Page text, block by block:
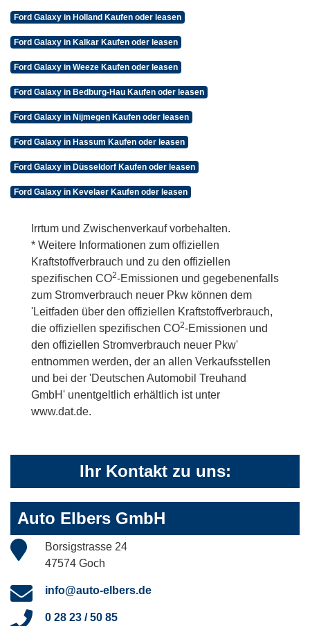
Ford Galaxy in Holland Kaufen oder leasen
Ford Galaxy in Kalkar Kaufen oder leasen
Ford Galaxy in Weeze Kaufen oder leasen
Ford Galaxy in Bedburg-Hau Kaufen oder leasen
Ford Galaxy in Nijmegen Kaufen oder leasen
Ford Galaxy in Hassum Kaufen oder leasen
Ford Galaxy in Düsseldorf Kaufen oder leasen
Ford Galaxy in Kevelaer Kaufen oder leasen
Irrtum und Zwischenverkauf vorbehalten.
* Weitere Informationen zum offiziellen
Kraftstoffverbrauch und zu den offiziellen
spezifischen CO2-Emissionen und gegebenenfalls
zum Stromverbrauch neuer Pkw können dem
'Leitfaden über den offiziellen Kraftstoffverbrauch,
die offiziellen spezifischen CO2-Emissionen und
den offiziellen Stromverbrauch neuer Pkw'
entnommen werden, der an allen Verkaufsstellen
und bei der 'Deutschen Automobil Treuhand
GmbH' unentgeltlich erhältlich ist unter
www.dat.de.
Ihr Kontakt zu uns:
Auto Elbers GmbH
Borsigstrasse 24
47574 Goch
info@auto-elbers.de
0 28 23 / 50 85